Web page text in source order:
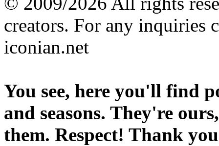
creators. For any inquiries
iconian.net
You see, here you'll find
and seasons. They're
them. Respect! Thank